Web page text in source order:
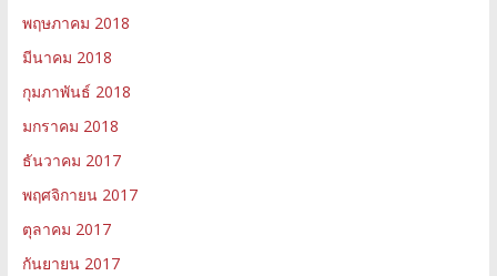
พฤษภาคม 2018
มีนาคม 2018
กุมภาพันธ์ 2018
มกราคม 2018
ธันวาคม 2017
พฤศจิกายน 2017
ตุลาคม 2017
กันยายน 2017